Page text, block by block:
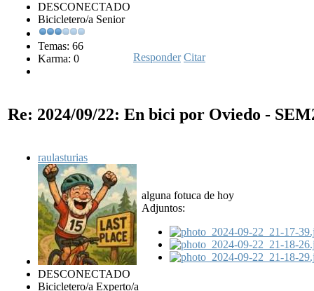
DESCONECTADO
Bicicletero/a Senior
Temas: 66
Karma: 0
Responder Citar
Re: 2024/09/22: En bici por Oviedo -
raulasturias
DESCONECTADO
Bicicletero/a Experto/a
alguna fotuca de hoy
Adjuntos: